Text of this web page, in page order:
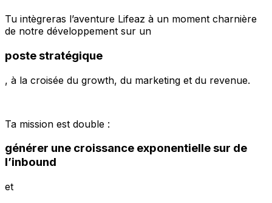
Tu intègreras l’aventure Lifeaz à un moment charnière
de notre développement sur un
poste stratégique
, à la croisée du growth, du marketing et du revenue.
Ta mission est double :
générer une croissance exponentielle sur de
l’inbound
et